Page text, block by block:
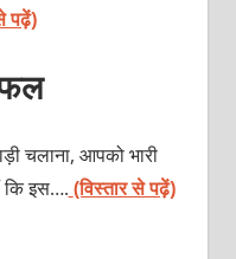
पढ़ें)
चलाना, आपको भारी
कि इस…. (विस्तार से पढ़ें)